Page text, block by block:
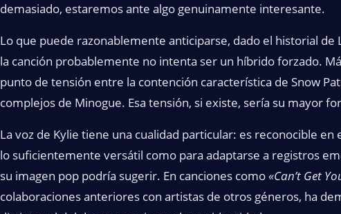
demasiado, estaremos ante algo genuinamente interesante.
Lo que puede razonablemente anticiparse, dado el historial
la canción probablemente no intenta ser un híbrido forzado.
punto de tensión entre la contención característica de Snow
complejos de Minogue. Esa tensión, si existe, sería su mayor
La voz de Kylie tiene una cualidad particular: es reconocible
lo suficientemente versátil como para adaptarse a registros
su imagen pop podría sugerir. En canciones como«Can’t Get
colaboraciones anteriores con artistas de otros géneros, ha